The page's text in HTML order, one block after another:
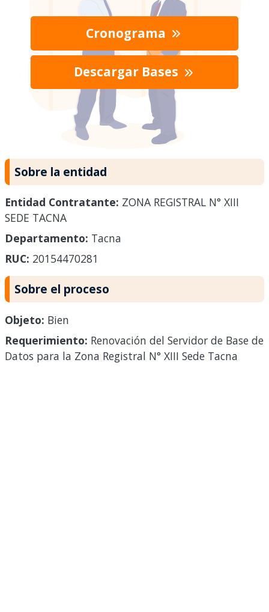
Cronograma
Descargar Bases
Sobre la entidad
Entidad Contratante: ZONA REGISTRAL N° XIII
SEDE TACNA
Departamento: Tacna
RUC: 20154470281
Sobre el proceso
Objeto: Bien
Requerimiento: Renovación del Servidor de Base de
Datos para la Zona Registral N° XIII Sede Tacna